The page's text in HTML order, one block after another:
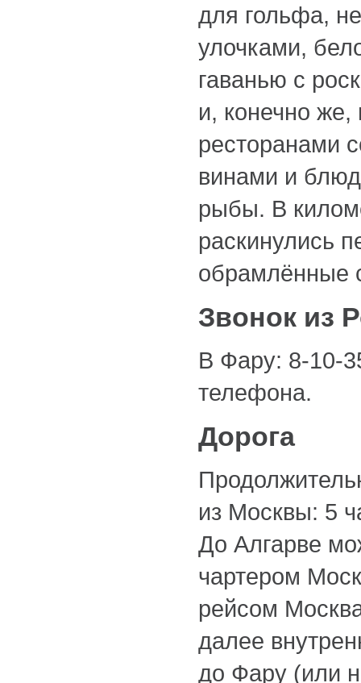
для гольфа,
улочками,
гаванью с
и, конечно же,
ресторанами
винами и
рыбы. В
раскинулись
обрамлённые
Звонок из
В Фару: 8-10-
телефона.
Дорога
из Москвы: 5
До Алгарве
чартером
рейсом
далее
до Фару (или